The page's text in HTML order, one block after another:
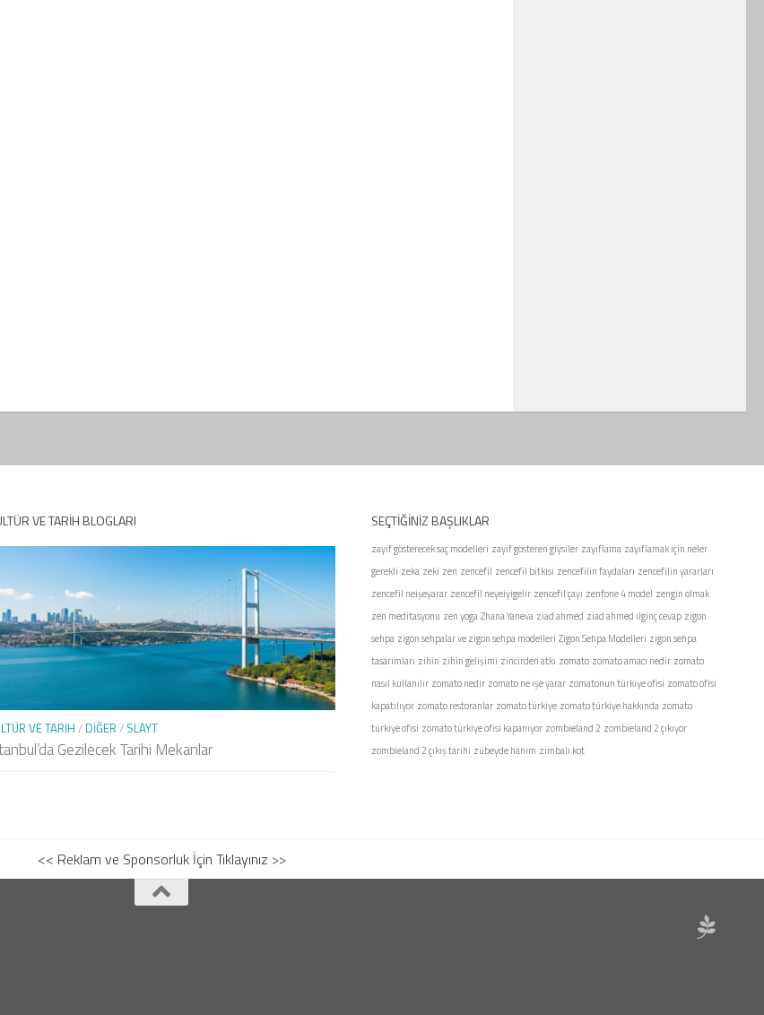
VE TARIH BLOGLARI
VE TARIH/ DIĞER / SLAYT
Gezilecek Tarihi Mekanlar
SEÇTIĞINIZ BAŞLIKLAR
zayıf gösterecek saç modelleri zayıf gösteren giysiler zayıflama zayıflamak için neler
gerekli zeka zeki zen zencefil zencefil bitkisi zencefilin faydaları zencefilin yararları
zencefil neişeyarar zencefil neyeiyigelir zencefil çayı zenfone 4 model zengin olmak
zen meditasyonu zen yogaZhana Yaneva ziad ahmed ziad ahmed ilginç cevap zigon
sehpa zigon sehpalar ve zigon sehpa modelleri Zigon Sehpa Modelleri zigon sehpa
tasarımları zihin zihin gelişimi zincirden atkı zomato zomato amacı nedir zomato
nasıl kullanılır zomato nedir zomato ne işe yarar zomatonun türkiye ofisi zomato ofisi
kapatılıyor zomato restoranlar zomato türkiye zomato türkiye hakkında zomato
türkiye ofisi zomato türkiye ofisi kapanıyor zombieland 2 zombieland 2 çıkıyor
zombieland 2 çıkış tarihi zübeyde hanım zımbalı kot
<< Reklam ve Sponsorluk İçin Tıklayınız >>